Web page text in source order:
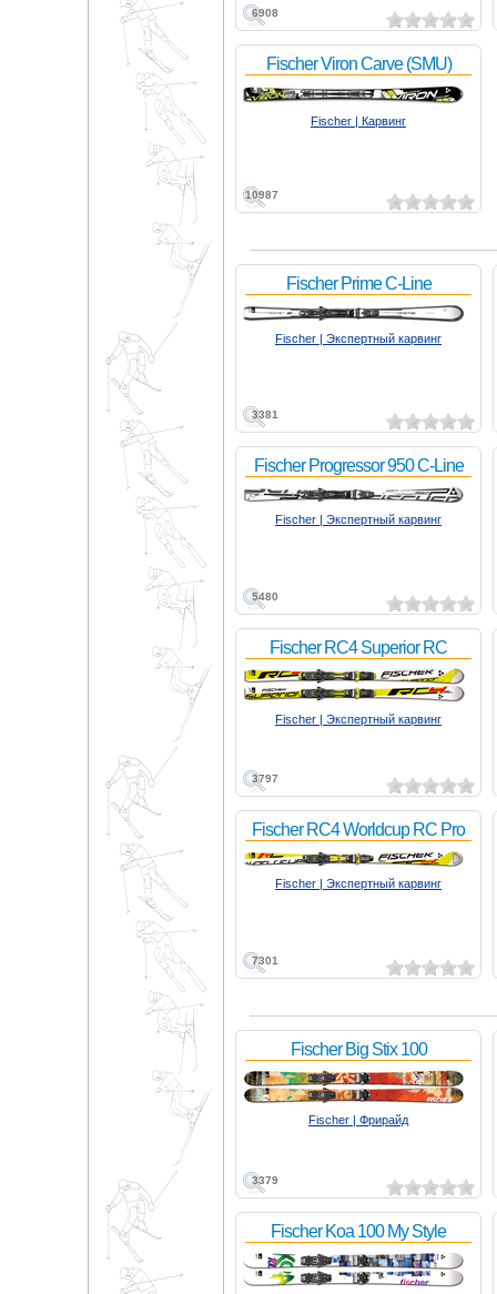
6908
10987
Fischer Viron Carve (SMU)
Fischer | Карвинг
3381
Fischer Prime C-Line
Fischer | Экспертный карвинг
5480
Fischer Progressor 950 C-Line
Fischer | Экспертный карвинг
3797
Fischer RC4 Superior RC
Fischer | Экспертный карвинг
7301
Fischer RC4 Worldcup RC Pro
Fischer | Экспертный карвинг
3379
Fischer Big Stix 100
Fischer | Фрирайд
Fischer Koa 100 My Style